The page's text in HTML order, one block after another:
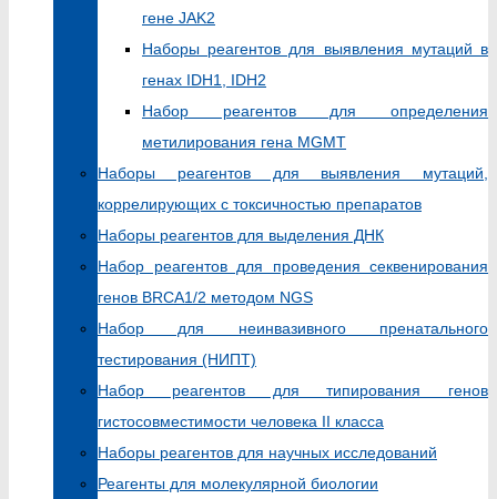
гене JAK2
Наборы реагентов для выявления мутаций в
генах IDH1, IDH2
Набор реагентов для определения
метилирования гена MGMT
Наборы реагентов для выявления мутаций,
коррелирующих с токсичностью препаратов
Наборы реагентов для выделения ДНК
Набор реагентов для проведения секвенирования
генов BRCA1/2 методом NGS
Набор для неинвазивного пренатального
тестирования (НИПТ)
Набор реагентов для типирования генов
гистосовместимости человека II класса
Наборы реагентов для научных исследований
Реагенты для молекулярной биологии